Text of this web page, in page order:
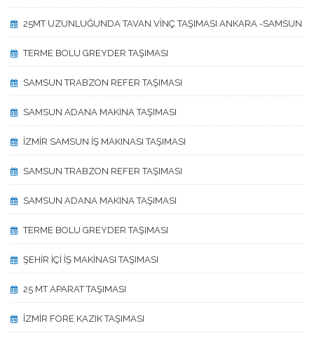
25MT UZUNLUĞUNDA TAVAN VİNÇ TAŞIMASI ANKARA -SAMSUN
TERME BOLU GREYDER TAŞIMASI
SAMSUN TRABZON REFER TAŞIMASI
SAMSUN ADANA MAKINA TAŞIMASI
İZMİR SAMSUN İŞ MAKINASI TAŞIMASI
SAMSUN TRABZON REFER TAŞIMASI
SAMSUN ADANA MAKINA TAŞIMASI
TERME BOLU GREYDER TAŞIMASI
ŞEHİR İÇİ İŞ MAKİNASI TAŞIMASI
25 MT APARAT TAŞIMASI
İZMİR FORE KAZIK TAŞIMASI